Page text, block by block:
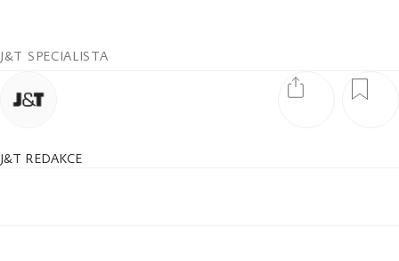
J&T SPECIALISTA
J&T REDAKCE